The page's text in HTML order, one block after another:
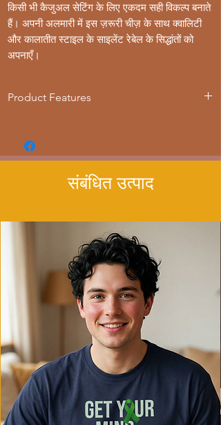
किसी भी कैजुअल सेटिंग के लिए एकदम सही विकल्प बनाते
हैं। अपनी अलमारी में इस ज़रूरी चीज़ के साथ क्वालिटी
और कालातीत स्टाइल के साइलेंट रेबेल के सिद्धांतों को
अपनाएँ।
Product Features
- Double-needle stitching for durability
- Made with garment-dyed fabric for a
- Relaxed fit for comfort in various
- Ethically made in Honduras with 100%
Care instructions
- Machine wash: cold (max 30C or 90F)
- Do not bleach
- Tumble dry: low heat
- Iron, steam or dry: low heat
- Do not dryclean
संबंधित उत्पाद